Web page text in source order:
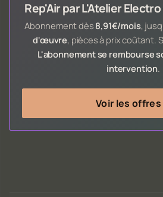
Rep'Air par L'Atelier
Abonnement dès 8,91€/mois,
d'œuvre, pièces à prix coûtant.
L'abonnement se rembourse
intervention.
Voir les offres